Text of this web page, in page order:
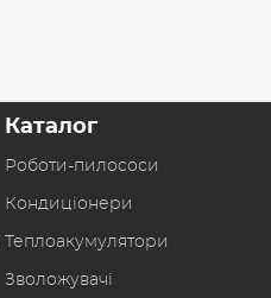
Каталог
Роботи-пилоcоси
Кондиціонери
Теплоакумулятори
Зволожувачі